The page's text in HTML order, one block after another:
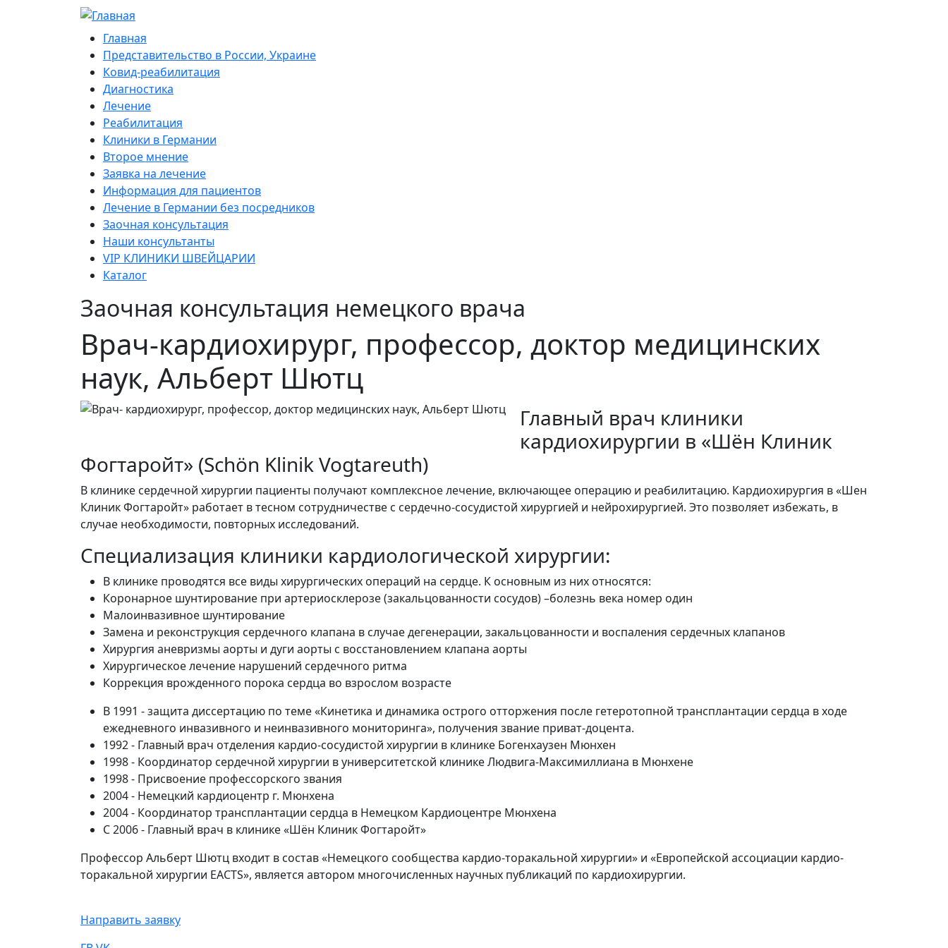
Перейти к основному содержанию
Mobile navigation
Главная
Представительство в России, Украине
Ковид-реабилитация
Диагностика
Лечение
Реабилитация
Клиники в Германии
Второе мнение
Заявка на лечение
Информация для пациентов
Лечение в Германии без посредников
Заочная консультация
Наши консультанты
VIP КЛИНИКИ ШВЕЙЦАРИИ
Каталог
Заочная консультация немецкого врача
Врач-кардиохирург, профессор, доктор медицинских
наук, Альберт Шютц
Главный врач клиники
кардиохирургии в «Шён Клиник
Фогтаройт» (Schön Klinik Vogtareuth)
В клинике сердечной хирургии пациенты получают комплексное лечение, включающее операцию и реабилитацию. Кардиохирургия в «Шен
Клиник Фогтаройт» работает в тесном сотрудничестве с сердечно-сосудистой хирургией и нейрохирургией. Это позволяет избежать, в
случае необходимости, повторных исследований.
Специализация клиники кардиологической хирургии:
В клинике проводятся все виды хирургических операций на сердце. К основным из них относятся:
Коронарное шунтирование при артериосклерозе (закальцованности сосудов) –болезнь века номер один
Малоинвазивное шунтирование
Замена и реконструкция сердечного клапана в случае дегенерации, закальцованности и воспаления сердечных клапанов
Хирургия аневризмы аорты и дуги аорты с восстановлением клапана аорты
Хирургическое лечение нарушений сердечного ритма
Коррекция врожденного порока сердца во взрослом возрасте
В 1991 - защита диссертацию по теме «Кинетика и динамика острого отторжения после гетеротопной трансплантации сердца в ходе
ежедневного инвазивного и неинвазивного мониторинга», получения звание приват-доцента.
1992 - Главный врач отделения кардио-сосудистой хирургии в клинике Богенхаузен Мюнхен
1998 - Координатор сердечной хирургии в университетской клинике Людвига-Максимиллиана в Мюнхене
1998 - Присвоение профессорского звания
2004 - Немецкий кардиоцентр г. Мюнхена
2004 - Координатор трансплантации сердца в Немецком Кардиоцентре Мюнхена
С 2006 - Главный врач в клинике «Шён Клиник Фогтаройт»
Профессор Альберт Шютц входит в состав «Немецкого сообщества кардио-торакальной хирургии» и «Европейской ассоциации кардио-
торакальной хирургии EACTS», является автором многочисленных научных публикаций по кардиохирургии.
Направить заявку